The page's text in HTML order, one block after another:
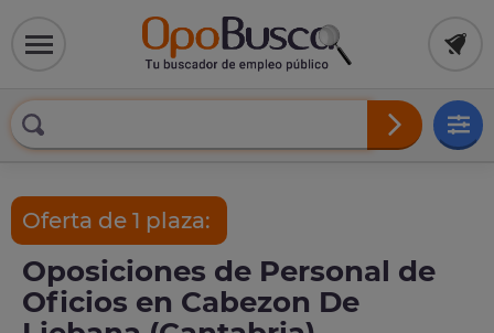
Oferta de 1 plaza:
Oposiciones de Personal de
Oficios en Cabezon De